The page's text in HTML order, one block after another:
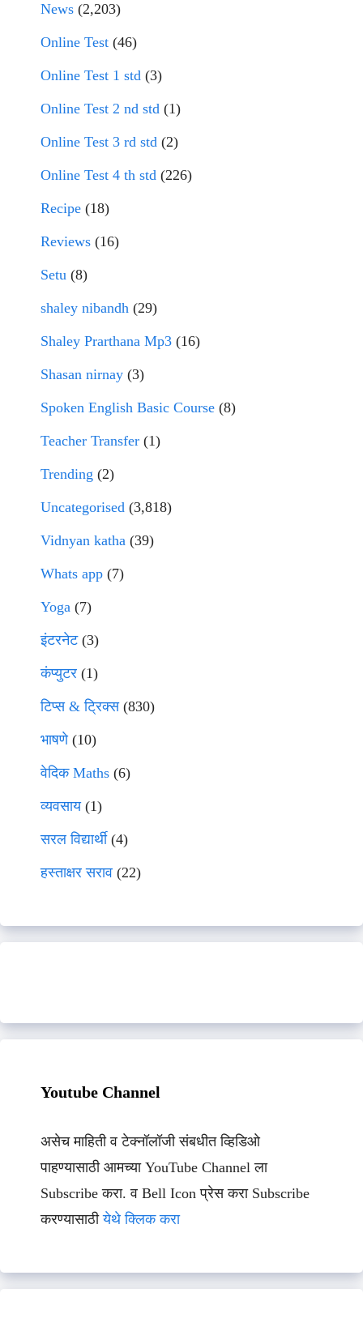
News (2,203)
Online Test (46)
Online Test 1 std (3)
Online Test 2 nd std (1)
Online Test 3 rd std (2)
Online Test 4 th std (226)
Recipe (18)
Reviews (16)
Setu (8)
shaley nibandh (29)
Shaley Prarthana Mp3 (16)
Shasan nirnay (3)
Spoken English Basic Course (8)
Teacher Transfer (1)
Trending (2)
Uncategorised (3,818)
Vidnyan katha (39)
Whats app (7)
Yoga (7)
इंटरनेट(3)
कंप्युटर (1)
टिप्स & ट्रिक्स(830)
भाषणे(10)
वेदिक Maths (6)
व्यवसाय(1)
सरल विद्यार्थी(4)
हस्ताक्षर सराव (22)
Youtube Channel
असेच माहिती व टेक्नॉलॉजी संबधीत व्हिडिओ
पाहण्यासाठी आमच्या YouTube Channel ला
Subscribe करा. व Bell Icon प्रेस करा Subscribe
करण्यासाठीयेथे क्लिक करा